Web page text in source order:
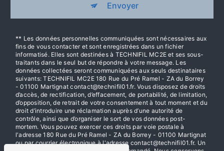
Envoyer
** Les données personnelles communiquées sont nécessaires aux
fins de vous contacter et sont enregistrées dans un fichier
informatisé. Elles sont destinées à TECHNIFIL MC2E et ses sous-
traitants dans le seul but de répondre à votre message. Les
données collectées seront communiquées aux seuls destinataires
suivants: TECHNIFIL MC2E 180 Rue du Pré Ramel - ZA du Borrey
- 01100 Martignat contact@technifil01.fr. Vous disposez de droits
d’accès, de rectification, d’effacement, de portabilité, de limitation,
d’opposition, de retrait de votre consentement à tout moment et du
droit d’introduire une réclamation auprès d’une autorité de
contrôle, ainsi que d’organiser le sort de vos données post-
mortem. Vous pouvez exercer ces droits par voie postale à
l'adresse 180 Rue du Pré Ramel - ZA du Borrey - 01100 Martignat
ou par courrier électronique à l'adresse contact@technifil01.fr. Un